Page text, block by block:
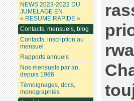
NEWS 2023-2022 DU
JUMELAGE EN
« RESUME RAPIDE »
Contacts, mensuels, blog
Contacts, inscription au
mensuel
Rapports annuels
Nos mensuels par an,
depuis 1986
Témoignages, docs,
monographies